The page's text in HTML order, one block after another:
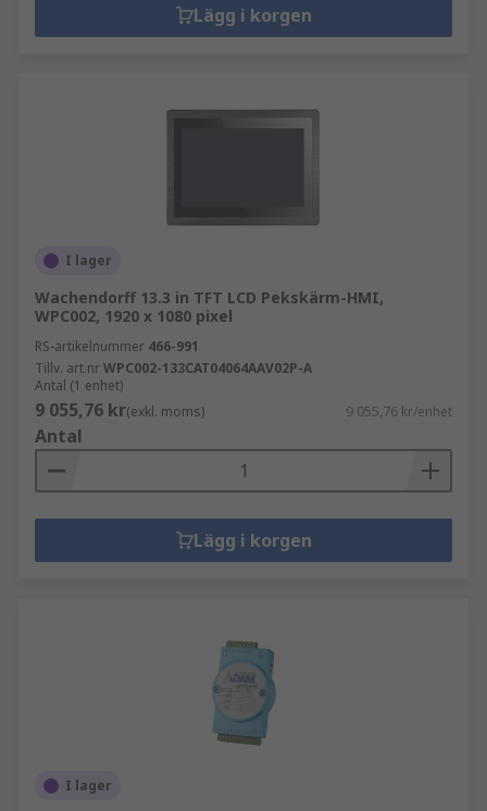
Lägg i korgen
I lager
Wachendorff 13.3 in TFT LCD Pekskärm-HMI,
WPC002, 1920 x 1080 pixel
RS-artikelnummer 466-991
Tillv. art.nrWPC002-133CAT04064AAV02P-A
Antal (1 enhet)
9 055,76 kr(exkl. moms) 9 055,76 kr/enhet
Antal
Lägg i korgen
I lager